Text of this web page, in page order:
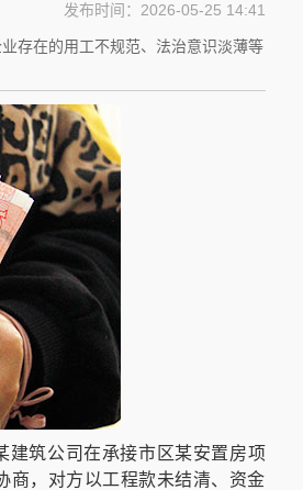
发布时间：2026-05-25 14:41
存在的用工不规范、法治意识淡薄等
建筑公司在承接市区某安置房项
商，对方以工程款未结清、资金